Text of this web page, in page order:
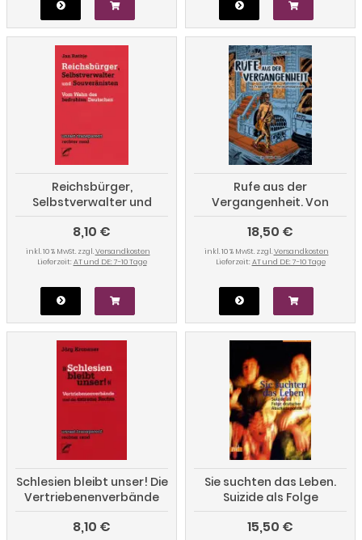
Reichsbürger,
Selbstverwalter und
Souveränisten. Vom
Wahn des bedrohten
Deutschen
8,10 €
inkl. 10 % MwSt. zzgl.Versandkosten
Lieferzeit: AT und DE: 7-10 Tage
Rufe aus der
Vergangenheit. Von
Frauen geführte
Versklavtenaufstände
18,50 €
inkl. 10 % MwSt. zzgl.Versandkosten
Lieferzeit: AT und DE: 7-10 Tage
Schlesien bleibt unser! Die
Vertriebenenverbände
und die extreme Rechte
8,10 €
Sie suchten das Leben.
Suizide als Folge
deutscher
Flüchtlingspolitik
15,50 €